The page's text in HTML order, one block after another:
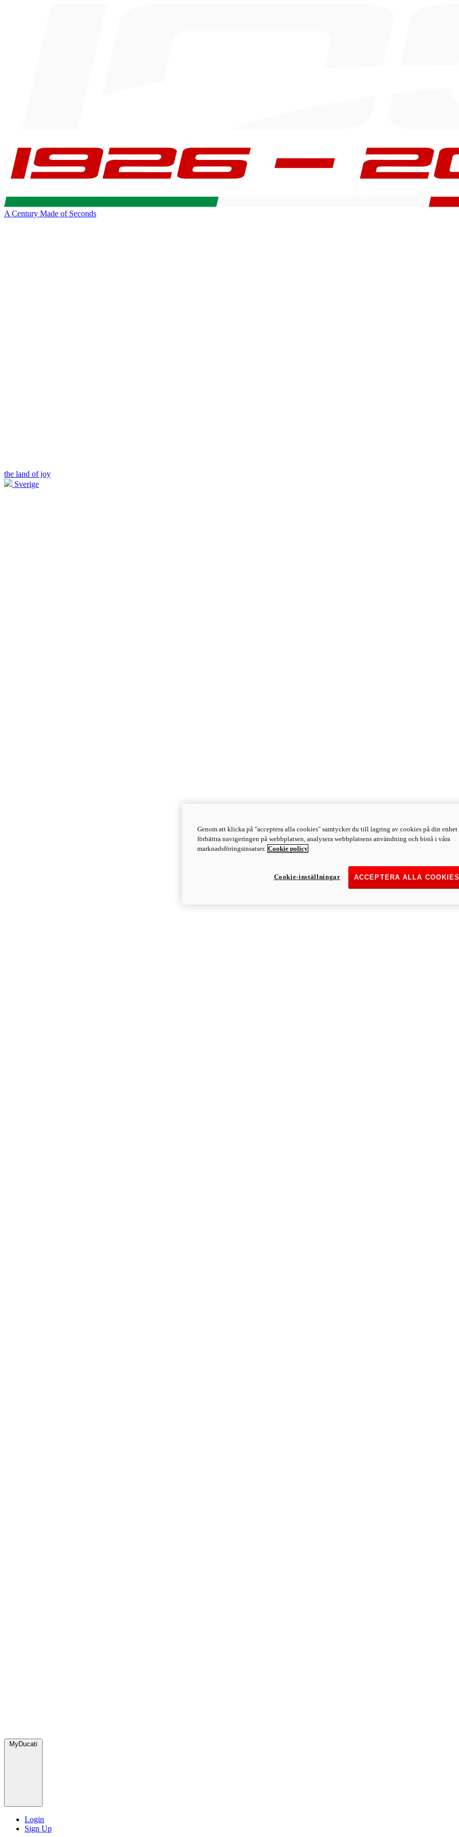
A Century Made of Seconds
the land of joy
Sverige
MyDucati
Login
Sign Up
Genom att klicka på "acceptera alla cookies" samtycker du till lagring av cookies på din enhet
förbättra navigeringen på webbplatsen, analysera webbplatsens användning och bistå i våra
marknadsföringsinsatser. Cookie policy
ACCEPTERA ALLA COOKIES
Cookie-inställningar